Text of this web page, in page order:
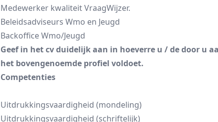
Medewerker kwaliteit VraagWijzer.
Beleidsadviseurs Wmo en Jeugd
Backoffice Wmo/Jeugd
Geef in het cv duidelijk aan in hoeverre u / de door u
het bovengenoemde profiel voldoet.
Competenties
Uitdrukkingsvaardigheid (mondeling)
Uitdrukkingsvaardigheid (schriftelijk)